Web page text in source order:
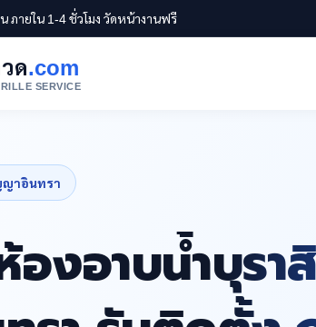
ภายใน 1-4 ชั่วโมง วัดหน้างานฟรี
ด.com
SERVICE
ญาอินทรา
งอาบน้ำบุรา